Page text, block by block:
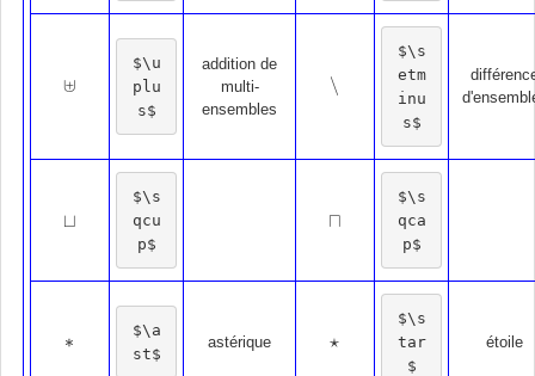
⊎
⊎
$\u
plu
s$
addition de
multi-
ensembles
∖∖
$\s
etm
inu
s$
⊔
⊔
$\s
qcu
p$
⊓
⊓
$\s
qca
p$
∗
∗
$\a
st$
astérique ⋆
⋆
$\s
tar
$
étoile